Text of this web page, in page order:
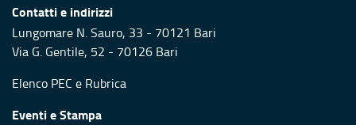
Contatti e indirizzi
Lungomare N. Sauro, 33 - 70121 Bari
Via G. Gentile, 52 - 70126 Bari
Elenco PEC e Rubrica
Eventi e Stampa